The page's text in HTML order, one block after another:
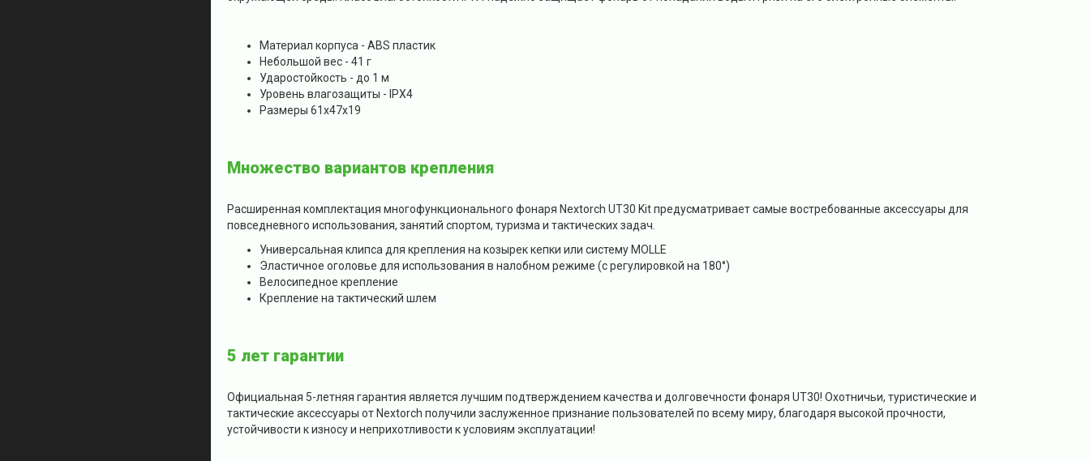
Материал корпуса - ABS пластик
Небольшой вес - 41 г
Ударостойкость - до 1 м
Уровень влагозащиты - IPX4
Размеры 61х47х19
Множество вариантов крепления
Расширенная комплектация многофункционального фонаря Nextorch UT30 Kit предусматривает самые востребованные аксессуары для
повседневного использования, занятий спортом, туризма и тактических задач.
Универсальная клипса для крепления на козырек кепки или систему MOLLE
Эластичное оголовье для использования в налобном режиме (с регулировкой на 180°)
Велосипедное крепление
Крепление на тактический шлем
5 лет гарантии
Официальная 5-летняя гарантия является лучшим подтверждением качества и долговечности фонаря UT30! Охотничьи, туристические и
тактические аксессуары от Nextorch получили заслуженное признание пользователей по всему миру, благодаря высокой прочности,
устойчивости к износу и неприхотливости к условиям эксплуатации!